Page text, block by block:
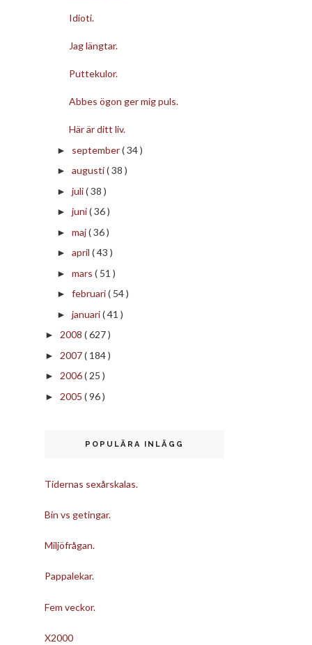
Idioti.
Jag längtar.
Puttekulor.
Abbes ögon ger mig puls.
Här är ditt liv.
► september( 34 )
► augusti( 38 )
► juli( 38 )
► juni( 36 )
► maj( 36 )
► april ( 43 )
► mars ( 51 )
► februari( 54 )
► januari( 41 )
► 2008 ( 627 )
► 2007( 184 )
► 2006( 25 )
► 2005 ( 96 )
POPULÄRA INLÄGG
Tidernas sexårskalas.
Bin vs getingar.
Miljöfrågan.
Pappalekar.
Fem veckor.
X2000